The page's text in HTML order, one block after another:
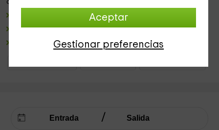
Aceptar
Gestionar preferencias
de los alojamientos, tenemos:
Un espectacular espacio conpiscina y hamacas.
Una zona debarbacoas.
Un espacio grande deaparcamiento.